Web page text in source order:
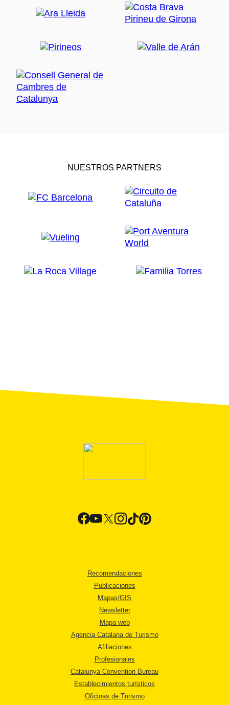
NUESTROS PARTNERS
Recomendaciones
Publicaciones
Mapas/GIS
Newsletter
Mapa web
Agencia Catalana de Turismo
Afiliaciones
Profesionales
Catalunya Convention Bureau
Establecimientos turísticos
Oficinas de Turismo